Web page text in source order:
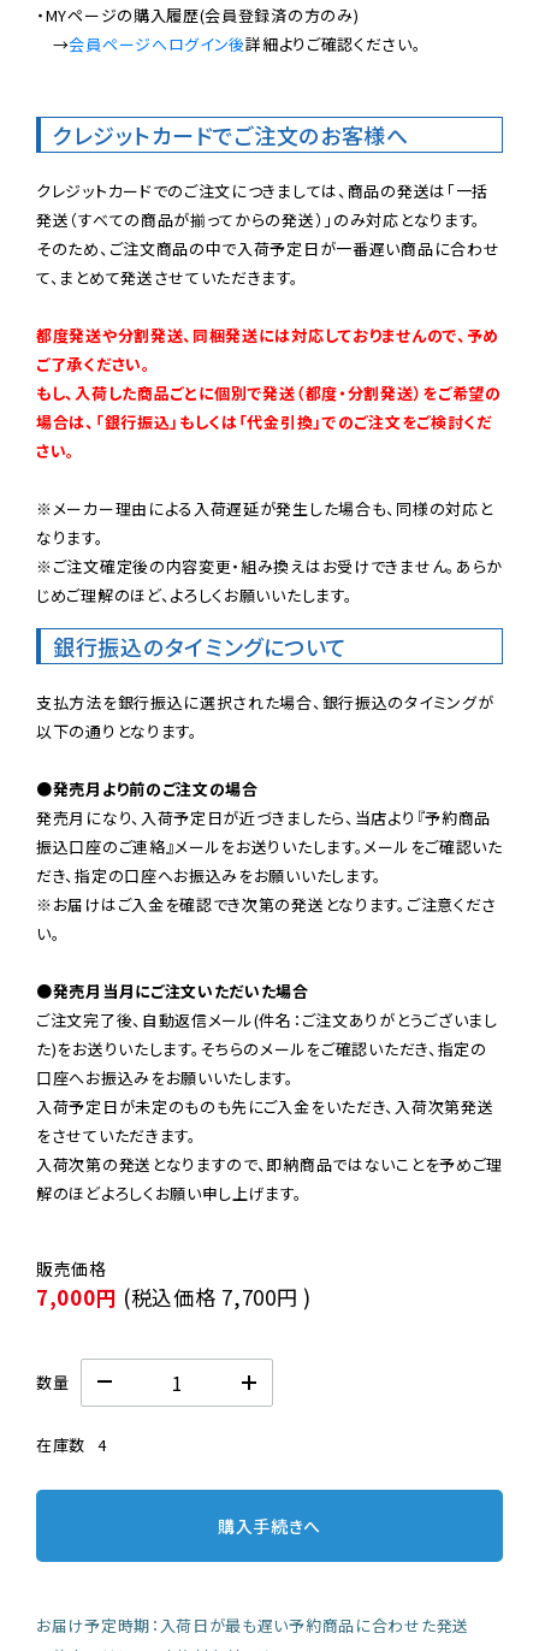
・MYページの購入履歴(会員登録済の方のみ)
→会員ページへログイン後詳細よりご確認ください。
クレジットカードでご注文のお客様へ
クレジットカードでのご注文につきましては、商品の発送は「一括
発送（すべての商品が揃ってからの発送）」のみ対応となります。
そのため、ご注文商品の中で入荷予定日が一番遅い商品に合わせ
て、まとめて発送させていただきます。
都度発送や分割発送、同梱発送には対応しておりませんので、予め
ご了承ください。
もし、入荷した商品ごとに個別で発送（都度・分割発送）をご希望の
場合は、「銀行振込」もしくは「代金引換」でのご注文をご検討くだ
さい。
※メーカー理由による入荷遅延が発生した場合も、同様の対応と
なります。
※ご注文確定後の内容変更・組み換えはお受けできません。あらか
じめご理解のほど、よろしくお願いいたします。
銀行振込のタイミングについて
支払方法を銀行振込に選択された場合、銀行振込のタイミングが
以下の通りとなります。
●発売月より前のご注文の場合
発売月になり、入荷予定日が近づきましたら、当店より『予約商品
振込口座のご連絡』メールをお送りいたします。メールをご確認いた
だき、指定の口座へお振込みをお願いいたします。
※お届けはご入金を確認でき次第の発送となります。ご注意くださ
い。
●発売月当月にご注文いただいた場合
ご注文完了後、自動返信メール(件名：ご注文ありがとうございまし
た)をお送りいたします。そちらのメールをご確認いただき、指定の
口座へお振込みをお願いいたします。
入荷予定日が未定のものも先にご入金をいただき、入荷次第発送
をさせていただきます。
入荷次第の発送となりますので、即納商品ではないことを予めご理
解のほどよろしくお願い申し上げます。
7,000円 (税込価格 7,700円 )
数量
在庫数 4
購入手続きへ
お届け予定時期：入荷日が最も遅い予約商品に合わせた発送